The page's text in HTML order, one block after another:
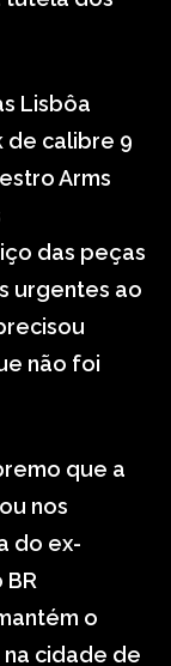
Lisbôa
de calibre 9
Arms
das peças
urgentes ao
não foi
que a
nos
do ex-
o
cidade de